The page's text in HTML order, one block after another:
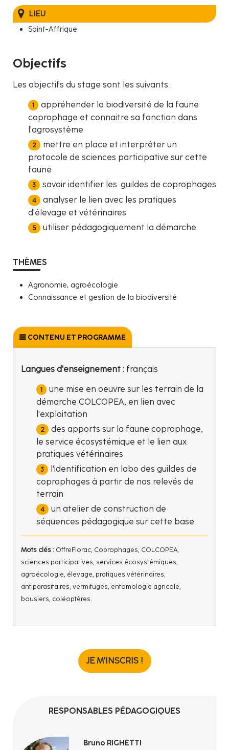
LIEU
Saint-Affrique
Objectifs
Les objectifs du stage sont les suivants :
appréhender la biodiversité de la faune
coprophage et connaitre sa fonction dans
l'agrosystème
mettre en place et interpréter un
protocole de sciences participative sur cette
faune
savoir identifier les guildes de coprophages
analyser le lien avec les pratiques
d'élevage et vétérinaires
utiliser pédagogiquement la démarche
THÈMES
Agronomie, agroécologie
Connaissance et gestion de la biodiversité
CONTENU ET PROGRAMME
Langues d'enseignement : français
une mise en oeuvre sur les terrain de la
démarche COLCOPEA, en lien avec
l'exploitation
des apports sur la faune coprophage,
le service écosystémique et le lien aux
pratiques vétérinaires
l'identification en labo des guildes de
coprophages à partir de nos relevés de
terrain
un atelier de construction de
séquences pédagogique sur cette base.
Mots clés : OffreFlorac, Coprophages, COLCOPEA,
sciences participatives, services écosystémiques,
agroécologie, élevage, pratiques vétérinaires,
antiparasitaires, vermifuges, entomologie agricole,
bousiers, coléoptères.
JE M'INSCRIS !
RESPONSABLES PÉDAGOGIQUES
Bruno RIGHETTI